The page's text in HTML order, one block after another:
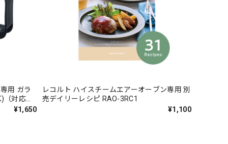
用 ガラ
（対応型
¥1,650
レコルト ハイスチームエアーオーブン専用 別
売デイリーレシピ RAO-3RC1
¥1,100